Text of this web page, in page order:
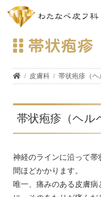
帯状疱疹
皮膚科 帯状疱疹（ヘ
帯状疱疹（ヘル
神経のラインに沿って帯
間ほどかかります。
唯一、痛みのある皮膚